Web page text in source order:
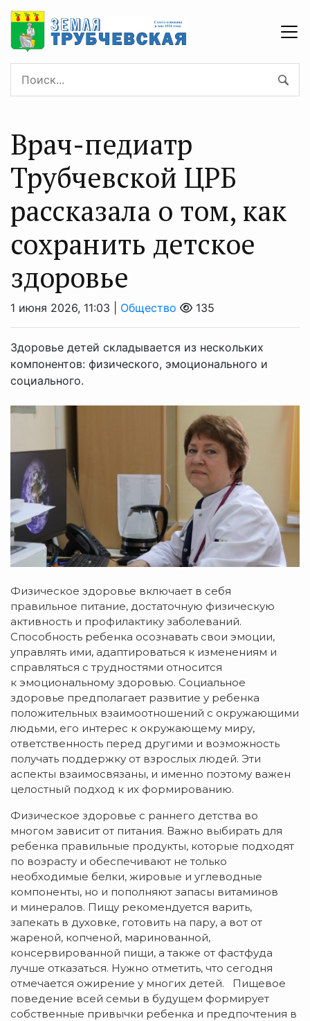
Врач-педиатр
Трубчевской ЦРБ
рассказала о том, как
сохранить детское
здоровье
1 июня 2026, 11:03 | Общество 135
Здоровье детей складывается из нескольких
компонентов: физического, эмоционального и
социального.
Физическое здоровье включает в себя
правильное питание, достаточную физическую
активность и профилактику заболеваний.
Способность ребенка осознавать свои эмоции,
управлять ими, адаптироваться к изменениям и
справляться с трудностями относится
к эмоциональному здоровью. Социальное
здоровье предполагает развитие у ребенка
положительных взаимоотношений с окружающими
людьми, его интерес к окружающему миру,
ответственность перед другими и возможность
получать поддержку от взрослых людей. Эти
аспекты взаимосвязаны, и именно поэтому важен
целостный подход к их формированию.
Физическое здоровье с раннего детства во
многом зависит от питания. Важно выбирать для
ребенка правильные продукты, которые подходят
по возрасту и обеспечивают не только
необходимые белки, жировые и углеводные
компоненты, но и пополняют запасы витаминов
и минералов. Пищу рекомендуется варить,
запекать в духовке, готовить на пару, а вот от
жареной, копченой, маринованной,
консервированной пищи, а также от фастфуда
лучше отказаться. Нужно отметить, что сегодня
отмечается ожирение у многих детей. Пищевое
поведение всей семьи в будущем формирует
собственные привычки ребенка и предпочтения в